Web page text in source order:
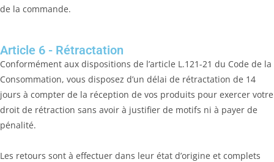
de la commande.
Article 6 - Rétractation
Conformément aux dispositions de l’article L.121-21 du Code de la
Consommation, vous disposez d’un délai de rétractation de 14
jours à compter de la réception de vos produits pour exercer votre
droit de rétraction sans avoir à justifier de motifs ni à payer de
pénalité.
Les retours sont à effectuer dans leur état d’origine et complets